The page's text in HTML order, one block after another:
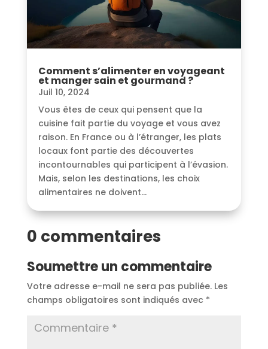
Comment s’alimenter en voyageant
et manger sain et gourmand ?
Juil 10, 2024
Vous êtes de ceux qui pensent que la
cuisine fait partie du voyage et vous avez
raison. En France ou à l’étranger, les plats
locaux font partie des découvertes
incontournables qui participent à l’évasion.
Mais, selon les destinations, les choix
alimentaires ne doivent...
0 commentaires
Soumettre un commentaire
Votre adresse e-mail ne sera pas publiée. Les
champs obligatoires sont indiqués avec *